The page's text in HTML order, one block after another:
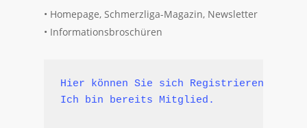
• Homepage, Schmerzliga-Magazin, Newsletter
• Informationsbroschüren
Hier können Sie sich Registrieren!
Ich bin bereits Mitglied.